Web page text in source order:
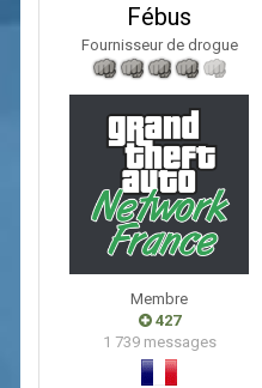
Fébus
Fournisseur de drogue
Membre
427
1 739 messages